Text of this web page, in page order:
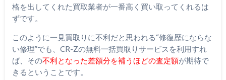
格を出してくれた買取業者が一番高く買い取ってくれるは
ずです。
このように一見買取りに不利だと思われる“修復歴にならな
い修理”でも、CR-Zの無料一括買取りサービスを利用すれ
ば、その不利となった差額分を補うほどの査定額が期待で
きるということです。